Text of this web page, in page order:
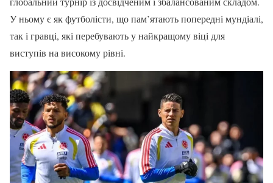
У ньому є як футболісти, що пам’ятають попередні мундіалі,
так і гравці, які перебувають у найкращому віці для
виступів на високому рівні.